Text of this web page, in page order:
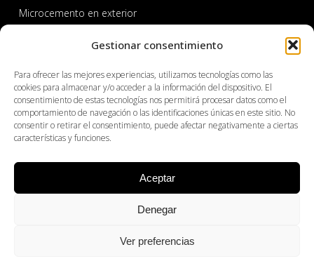
Gestionar consentimiento
Para ofrecer las mejores experiencias, utilizamos tecnologías como las
cookies para almacenar y/o acceder a la información del dispositivo. El
consentimiento de estas tecnologías nos permitirá procesar datos como el
comportamiento de navegación o las identificaciones únicas en este sitio. No
consentir o retirar el consentimiento, puede afectar negativamente a ciertas
características y funciones.
Aceptar
Denegar
Ver preferencias
Microcemento en exterior
ÁREA PROFESIONAL
Productos